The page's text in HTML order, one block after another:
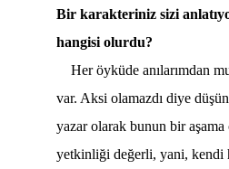
Bir karakteriniz sizi
hangisi olurdu?
Her öyküde anılarımdan
var. Aksi olamazdı diye
yazar olarak bunun bir aşama
yetkinliği değerli, yani, kendi